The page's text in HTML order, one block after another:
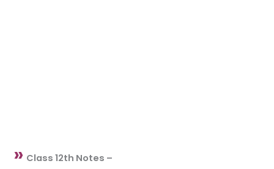
» Class 12th Notes –